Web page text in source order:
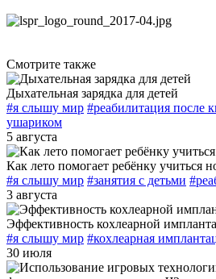
Смотрите также
Дыхательная зарядка для детей
#я слышу мир #реабилитация после
ушариком
5 августа
Как лето помогает ребёнку учиться
#я слышу мир #занятия с детьми
3 августа
Эффективность кохлеарной
#я слышу мир #кохлеарная
30 июля